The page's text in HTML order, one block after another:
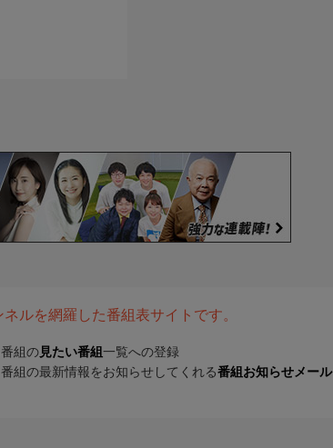
ルを網羅した番組表サイトです。
組の 見たい番組 一覧への登録
組の最新情報をお知らせしてくれる番組お知らせメール